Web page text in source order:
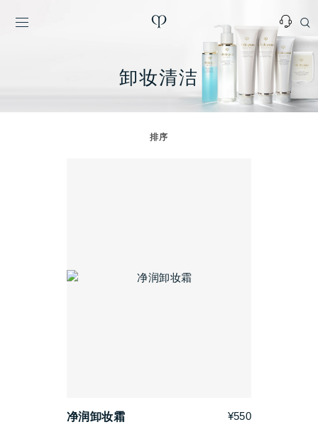
卸妆清洁
排序
净润卸妆霜 ¥550